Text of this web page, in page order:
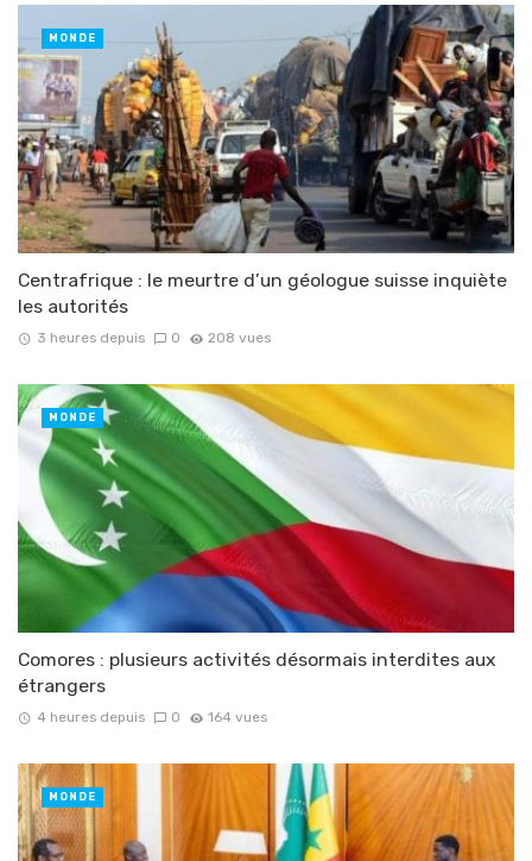
Centrafrique : le meurtre d’un géologue suisse inquiète
les autorités
3 heures depuis 0 208 vues
MONDE
Comores : plusieurs activités désormais interdites aux
étrangers
4 heures depuis 0 164 vues
MONDE
MONDE